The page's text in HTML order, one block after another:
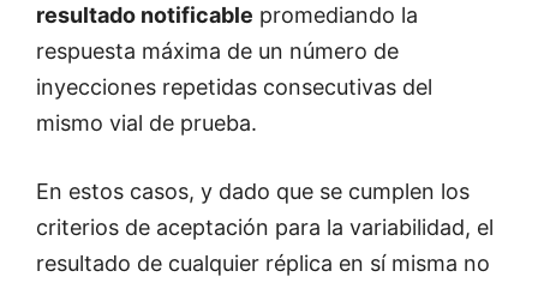
resultado notificable promediando la
respuesta máxima de un número de
inyecciones repetidas consecutivas del
mismo vial de prueba.
En estos casos, y dado que se cumplen los
criterios de aceptación para la variabilidad, el
resultado de cualquier réplica en sí misma no